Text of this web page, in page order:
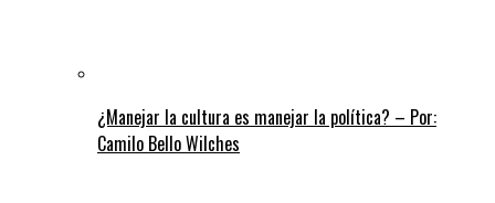
¿Manejar la cultura es manejar la política? – Por:
Camilo Bello Wilches